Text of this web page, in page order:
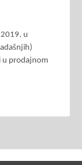
u
u prodajnom